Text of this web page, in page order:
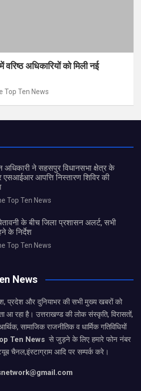
में वरिष्ठ अधिकारियों को मिली नई
Top Ten News
अधिकारी ने सहसपुर विधानसभा क्षेत्र के
एसआईआर आपत्ति निस्तारण शिविर की
Top Ten News
के बीच जिला प्रशासन अलर्ट, सभी
के निर्देश
Top Ten News
News
प्रदेश और दुनियाभर की सभी मुख्य खबरों को
आ रहा है। उत्तराखण्ड की लोक संस्कृति, विरासतों,
सामाजिक राजनीतिक व धार्मिक गतिविधियों
Ten News से जुड़ने के लिए हमारे फोन नंबर
चैनल,इंस्टाग्राम आदि पर सम्पर्क करे।